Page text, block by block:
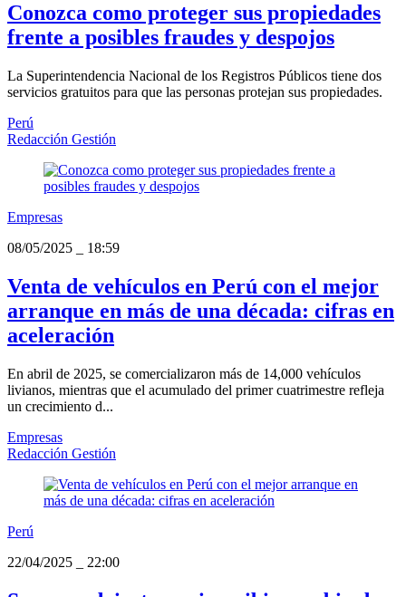
Conozca como proteger sus propiedades
frente a posibles fraudes y despojos
La Superintendencia Nacional de los Registros Públicos tiene dos
servicios gratuitos para que las personas protejan sus propiedades.
Perú
Redacción Gestión
Empresas
08/05/2025
18:59
Venta de vehículos en Perú con el mejor
arranque en más de una década: cifras en
aceleración
En abril de 2025, se comercializaron más de 14,000 vehículos
livianos, mientras que el acumulado del primer cuatrimestre refleja
un crecimiento d...
Empresas
Redacción Gestión
Perú
22/04/2025
22:00